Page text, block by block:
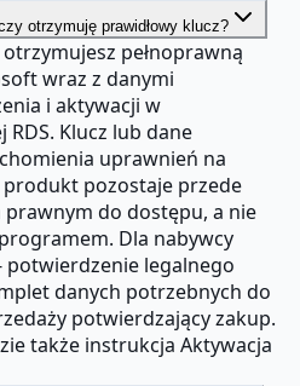
otrzymuję prawidłowy klucz?
pełnoprawną
wraz z danymi
i aktywacji w
Klucz lub dane
uprawnień na
pozostaje przede
do dostępu, a nie
Dla nabywcy
potwierdzenie legalnego
danych potrzebnych do
potwierdzający zakup.
także instrukcja Aktywacja